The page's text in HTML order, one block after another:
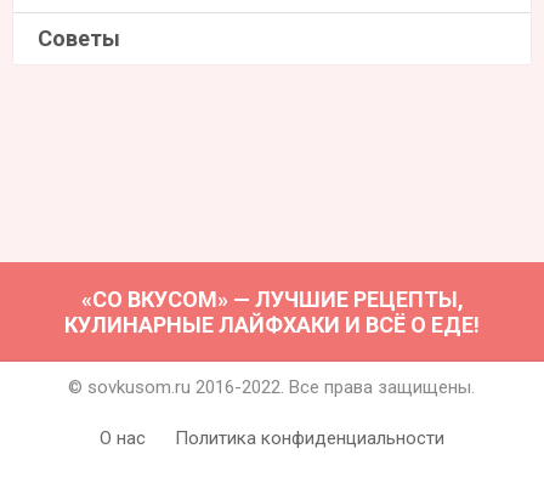
Советы
«СО ВКУСОМ» — ЛУЧШИЕ РЕЦЕПТЫ,
КУЛИНАРНЫЕ ЛАЙФХАКИ И ВСЁ О ЕДЕ!
© sovkusom.ru 2016-2022. Все права защищены.
О нас Политика конфиденциальности